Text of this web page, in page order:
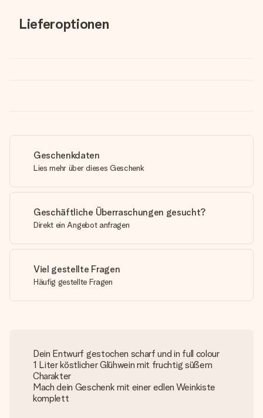
Lieferoptionen
Geschenkdaten
Lies mehr über dieses Geschenk
Geschäftliche Überraschungen gesucht?
Direkt ein Angebot anfragen
Viel gestellte Fragen
Häufig gestellte Fragen
Dein Entwurf gestochen scharf und in full colour
1 Liter köstlicher Glühwein mit fruchtig süßem
Charakter
Mach dein Geschenk mit einer edlen Weinkiste
komplett